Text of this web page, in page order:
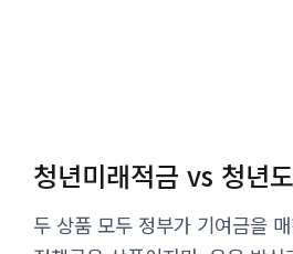
청년미래적금 vs 청년
두 상품 모두 정부가 기여금을